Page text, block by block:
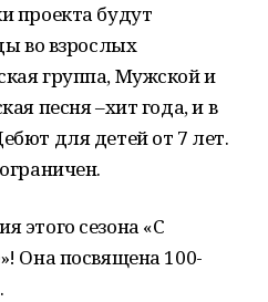
проекта будут
во взрослых
группа, Мужской и
песня –хит года, и в
для детей от 7 лет.
этого сезона «С
Она посвящена 100-